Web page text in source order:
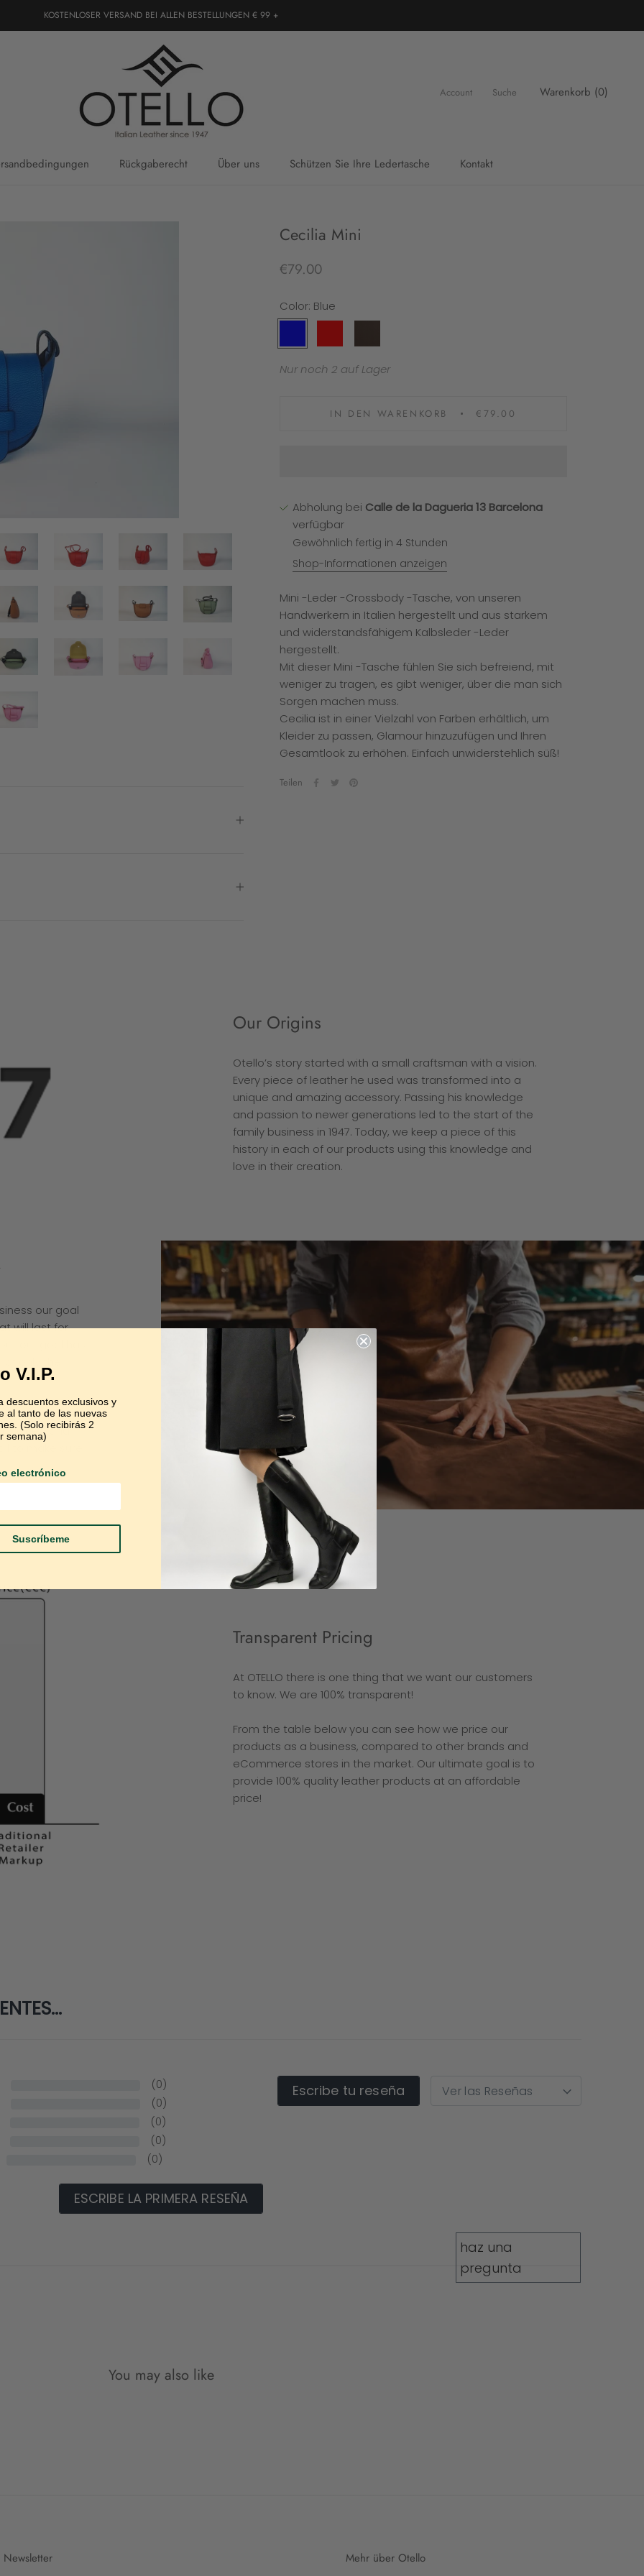
KOSTENLOSER VERSAND BEI ALLEN BESTELLUNGEN € 99 +
Rückgaberecht
Über uns
Schützen Sie Ihre Ledertasche
Kontakt
Account Suche Warenkorb (0)
Cecilia Mini
€79.00
Color: Blue
Nur noch 2 auf Lager
IN DEN WARENKORB €79.00
Abholung bei Calle de la Dagueria 13 Barcelona
verfügbar
Gewöhnlich fertig in 4 Stunden
Shop-Informationen anzeigen
Mini -Leder -Crossbody -Tasche, von unseren
Handwerkern in Italien hergestellt und aus starkem
und widerstandsfähigem Kalbsleder -Leder
hergestellt.
Mit dieser Mini -Tasche fühlen Sie sich befreiend, mit
weniger zu tragen, es gibt weniger, über die man sich
Sorgen machen muss.
Cecilia ist in einer Vielzahl von Farben erhältlich, um
Kleider zu passen, Glamour hinzuzufügen und Ihren
Gesamtlook zu erhöhen. Einfach unwiderstehlich süß!
Teilen
Our Origins
Otello’s story started with a small craftsman with a vision.
Every piece of leather he used was transformed into a
unique and amazing accessory. Passing his knowledge
and passion to newer generations led to the start of the
family business in 1947. Today, we keep a piece of this
history in each of our products using this knowledge and
love in their creation.
our goal
will last for
our goal has
only the
above
and
to make sure
Transparent Pricing
At OTELLO there is one thing that we want our customers
to know. We are 100% transparent!
From the table below you can see how we price our
products as a business, compared to other brands and
eCommerce stores in the market. Our ultimate goal is to
provide 100% quality leather products at an affordable
price!
(0)
(0)
(0)
(0)
(0)
Escribe tu reseña
ESCRIBE LA PRIMERA RESEÑA
You may also like
Newsletter Mehr über Otello
V.I.P.
descuentos exclusivos y
al tanto de las nuevas
(Solo recibirás 2
semana)
electrónico
Suscríbeme